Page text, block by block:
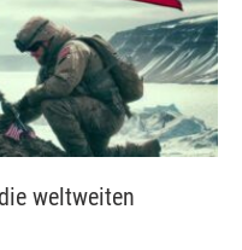
weltweiten